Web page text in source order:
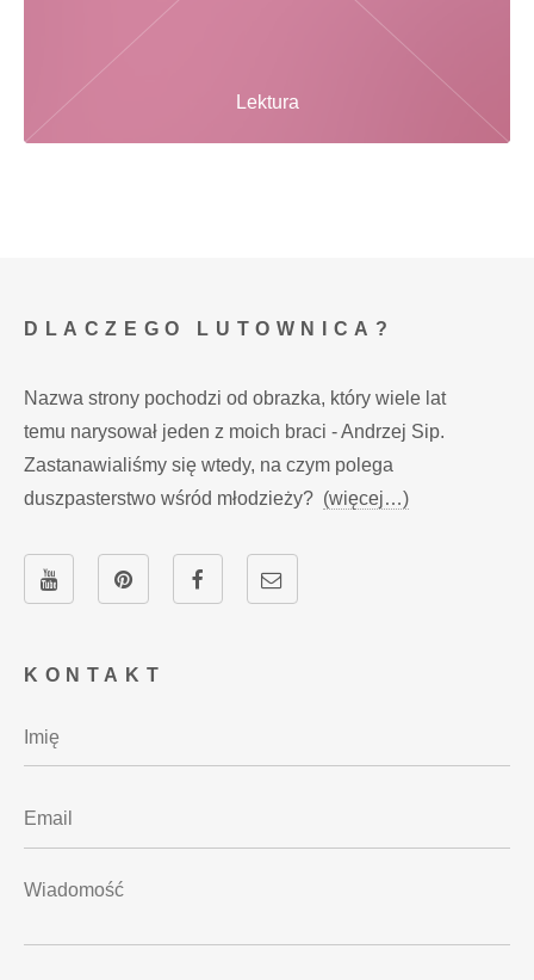
Lektura
KONTAKT
DLACZEGO LUTOWNICA?
Nazwa strony pochodzi od obrazka, który wiele lat
temu narysował jeden z moich braci - Andrzej Sip.
Zastanawialiśmy się wtedy, na czym polega
duszpasterstwo wśród młodzieży? (więcej…)